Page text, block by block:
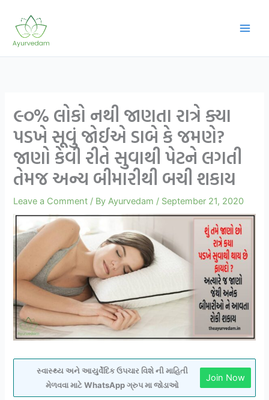
content
૯૦% લોકો નથી જાણતા રાત્રે ક્યા
પડખે સૂવું જોઈએ ડાબે કે જમણે?
જાણો કેવી રીતે સુવાથી પેટને લગતી
તેમજ અન્ય બીમારીથી બચી શકાય
Leave a Comment / ByAyurvedam / September 21, 2020
સ્વાસ્થ્ય અને આયુર્વેદિક ઉપચાર વિશે ની માહિતી
મેળવવા માટે WhatsApp ગ્રુપ મા જોડાઓ
Join Now